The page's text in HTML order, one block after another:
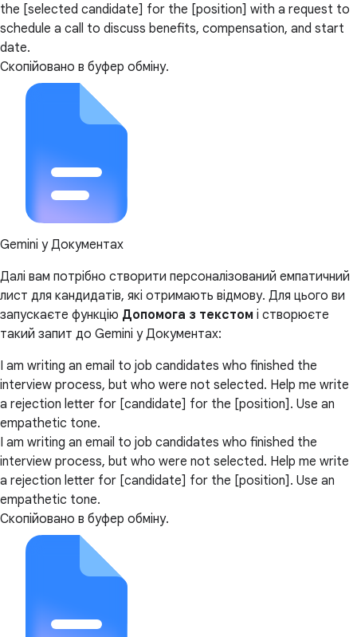
the [selected candidate] for the [position] with a request to
schedule a call to discuss benefits, compensation, and start
date.
Скопійовано в буфер обміну.
Gemini у Документах
Далі вам потрібно створити персоналізований емпатичний
лист для кандидатів, які отримають відмову. Для цього ви
запускаєте функцію Допомога з текстом і створюєте
такий запит до Gemini у Документах:
I am writing an email to job candidates who finished the
interview process, but who were not selected. Help me write
a rejection letter for [candidate] for the [position]. Use an
empathetic tone.
I am writing an email to job candidates who finished the
interview process, but who were not selected. Help me write
a rejection letter for [candidate] for the [position]. Use an
empathetic tone.
Скопійовано в буфер обміну.